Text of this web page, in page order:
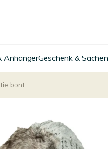
AnhängerGeschenk & Sachen
bont